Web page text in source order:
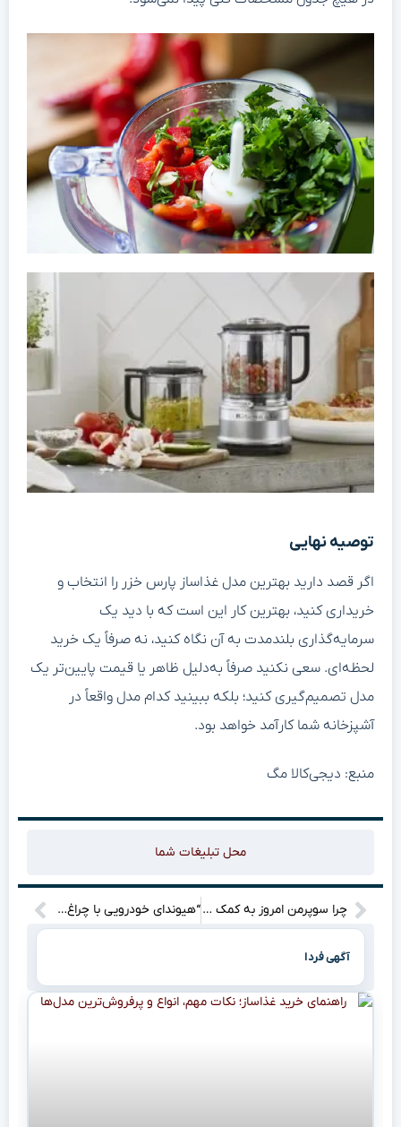
توصیه نهایی
اگر قصد دارید بهترین مدل غذاساز پارس خزر را انتخاب و
خریداری کنید، بهترین کار این است که با دید یک
سرمایه‌گذاری بلندمدت به آن نگاه کنید، نه صرفاً یک خرید
لحظه‌ای. سعی نکنید صرفاً به‌دلیل ظاهر یا قیمت پایین‌تر یک
مدل تصمیم‌گیری کنید؛ بلکه ببینید کدام مدل واقعاً در
آشپزخانه شما کارآمد خواهد بود.
منبع: دیجی‌کالا مگ
محل تبلیغات شما
چرا سوپرمن امروز به کمک ما نمی‌آید؟ راز نجات در دنیای مدرن چیست؟ “هیوندای خودرویی با چراغ‌های عجیب و باله‌ای شگفت‌انگیز معرفی کرد!
آگهی فردا